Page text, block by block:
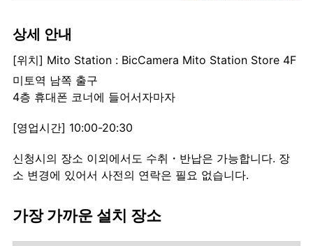
상세 안내
[위치] Mito Station : BicCamera Mito Station Store 4F
미토역 남쪽 출구
4층 휴대폰 코너에 들어서자마자
[영업시간] 10:00-20:30
신청시의 장소 이외에서도 수취・반납은 가능합니다. 장
소 변경에 있어서 사전의 연락은 필요 없습니다.
가장 가까운 설치 장소